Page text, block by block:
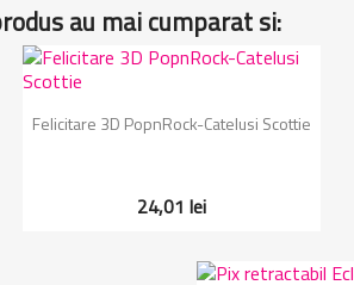
au mai cumparat si:
Vizualizare rapida
Felicitare 3D PopnRock-Catelusi Scottie
24,01 lei